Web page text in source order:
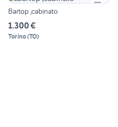
Bartop ,cabinato
1.300 €
Torino(TO)